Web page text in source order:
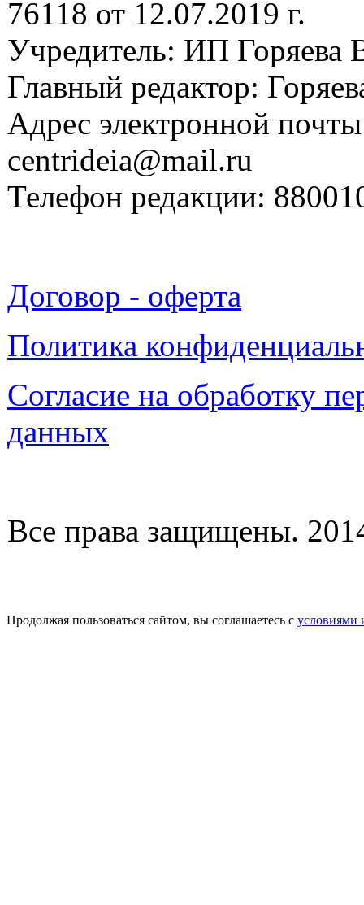
76118 от 12.07.2019 г.
Учредитель: ИП Горяева
Главный редактор:
Адрес электронной
centrideia@mail.ru
Телефон редакции:
Договор - оферта
Политика
Согласие на обработку
данных
Все права защищены.
Продолжая пользоваться сайтом, вы соглашаетесь с условиями